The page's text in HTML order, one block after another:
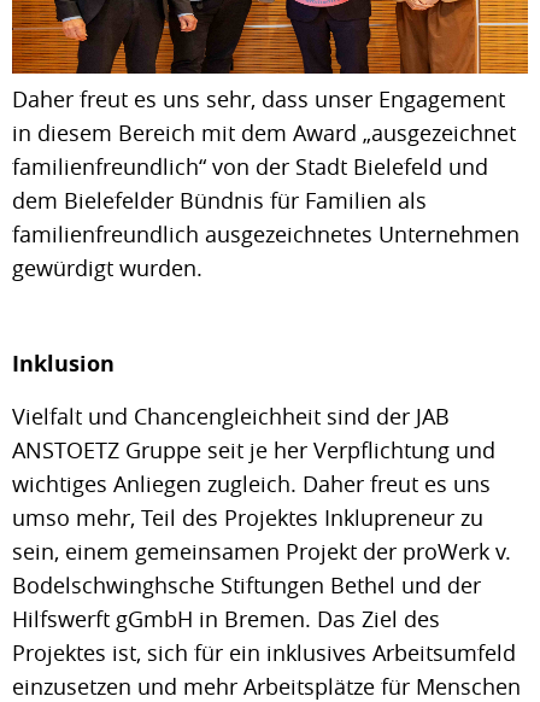
Daher freut es uns sehr, dass unser Engagement
in diesem Bereich mit dem Award „ausgezeichnet
familienfreundlich“ von der Stadt Bielefeld und
dem Bielefelder Bündnis für Familien als
familienfreundlich ausgezeichnetes Unternehmen
gewürdigt wurden.
Inklusion
Vielfalt und Chancengleichheit sind der JAB
ANSTOETZ Gruppe seit je her Verpflichtung und
wichtiges Anliegen zugleich. Daher freut es uns
umso mehr, Teil des Projektes Inklupreneur zu
sein, einem gemeinsamen Projekt der proWerk v.
Bodelschwinghsche Stiftungen Bethel und der
Hilfswerft gGmbH in Bremen. Das Ziel des
Projektes ist, sich für ein inklusives Arbeitsumfeld
einzusetzen und mehr Arbeitsplätze für Menschen